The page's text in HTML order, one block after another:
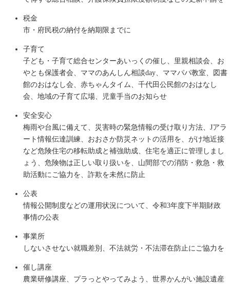
税金
市・府民税の納付を納期限までに
子育て
子ども・子育て総合センターあいっくの催し、里親相談会、お
やとも保護者会、ママのあんしん相談day、ママパパ教室、図書
館のおはなし会、赤ちゃんタイム、千代田公民館のおはなし
会、地域の子育て広場、児童手当のお知らせ
安全安心
梅雨や台風に備えて、災害時の緊急情報の受け取り方法、Jアラ
ート情報伝達訓練、おおさか防災ネットの活用を、がけ地近接
など危険住宅の移転助成と補強助成、住宅を適正に管理しまし
ょう、危険物は正しい取り扱いを、山間部での消防・救急・救
助活動にご協力を、詐欺を未然に防止
公表
情報公開制度などの運用状況について、令和3年度下半期財政
事情の公表
事業所
しないさせない就職差別、不法就労・不法滞在防止にご協力を
催し講座
農業研修講座、プラっとやってみよう、世界かんがい施設遺産